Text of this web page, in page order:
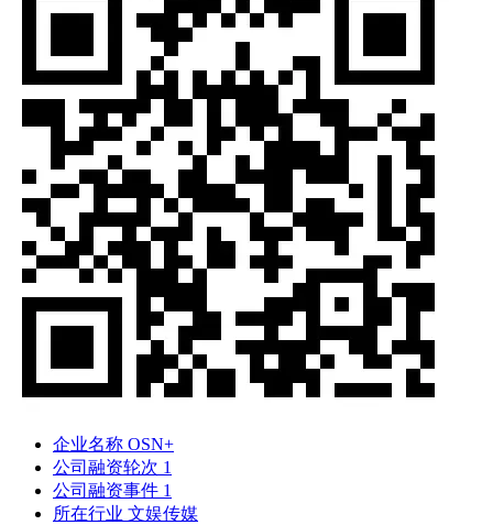
企业名称 OSN+
公司融资轮次 1
公司融资事件 1
所在行业 文娱传媒